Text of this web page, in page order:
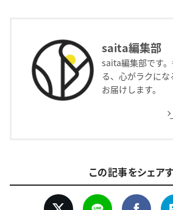
saita編集部
saita編集部です
る、心がラクに
お届けします。
この記事をシェア